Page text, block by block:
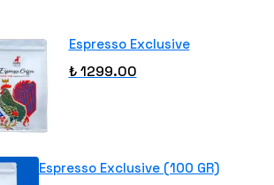
Espresso Exclusive
₺ 1299.00
Espresso Exclusive (100 GR)